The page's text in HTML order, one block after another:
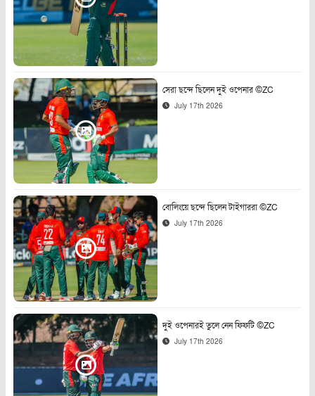
সেরা ছন্দে ছিলেন দুই ওপেনার ©ZC
July 17th 2026
বোলিংয়ে ছন্দে ছিলেন টাইগাররা ©ZC
July 17th 2026
দুই ওপেনারই তুলে নেন ফিফটি ©ZC
July 17th 2026